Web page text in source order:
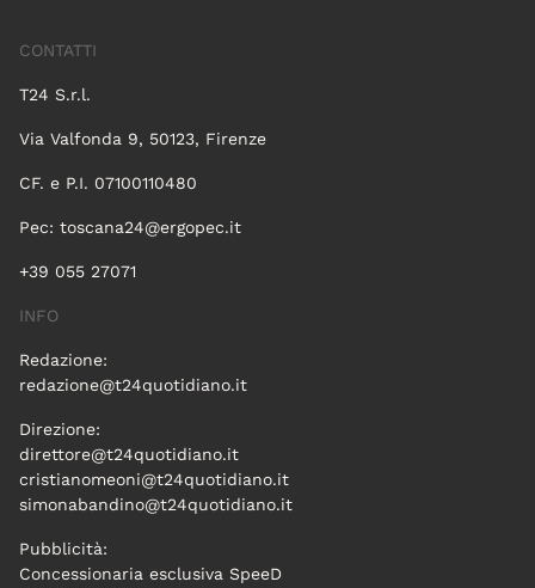
CONTATTI
T24 S.r.l.
Via Valfonda 9, 50123, Firenze
CF. e P.I. 07100110480
Pec: toscana24@ergopec.it
+39 055 27071
INFO
Redazione:
redazione@t24quotidiano.it
Direzione:
direttore@t24quotidiano.it
cristianomeoni@t24quotidiano.it
simonabandino@t24quotidiano.it
Pubblicità:
Concessionaria esclusiva SpeeD